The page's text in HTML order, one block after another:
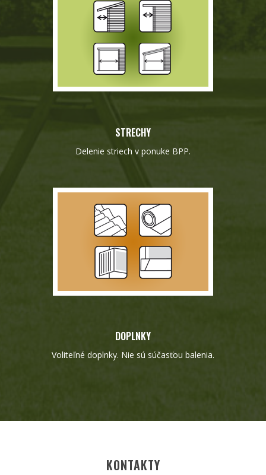
STRECHY
Delenie striech v ponuke BPP.
DOPLNKY
Voliteľné doplnky. Nie sú súčasťou balenia.
KONTAKTY